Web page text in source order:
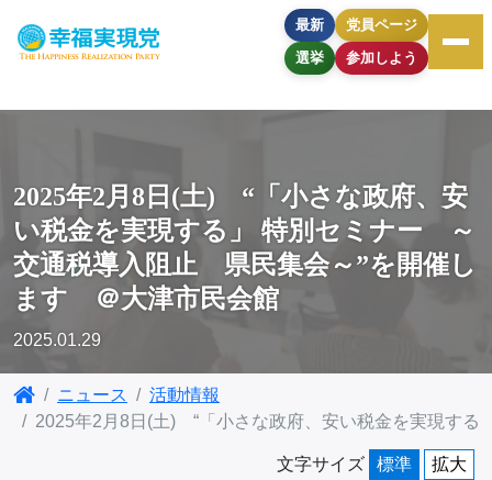
最新
選挙
党員ページ
参加しよう
2025年2月8日(土) “「小さな政府、安
い税金を実現する」 特別セミナー ～
交通税導入阻止 県民集会～”を開催し
ます ＠大津市民会館
2025.01.29
ニュース
活動情報
2025年2月8日(土) “「小さな政府、安い税金を実現す
文字サイズ 標準 拡大